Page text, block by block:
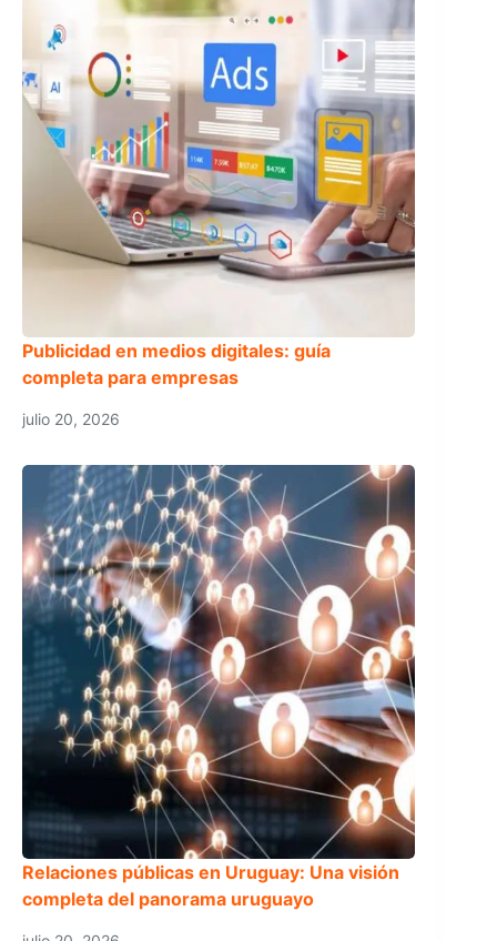
Publicidad en medios digitales: guía
completa para empresas
julio 20, 2026
Relaciones públicas en Uruguay: Una visión
completa del panorama uruguayo